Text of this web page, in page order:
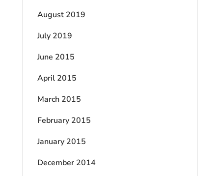
August 2019
July 2019
June 2015
April 2015
March 2015
February 2015
January 2015
December 2014